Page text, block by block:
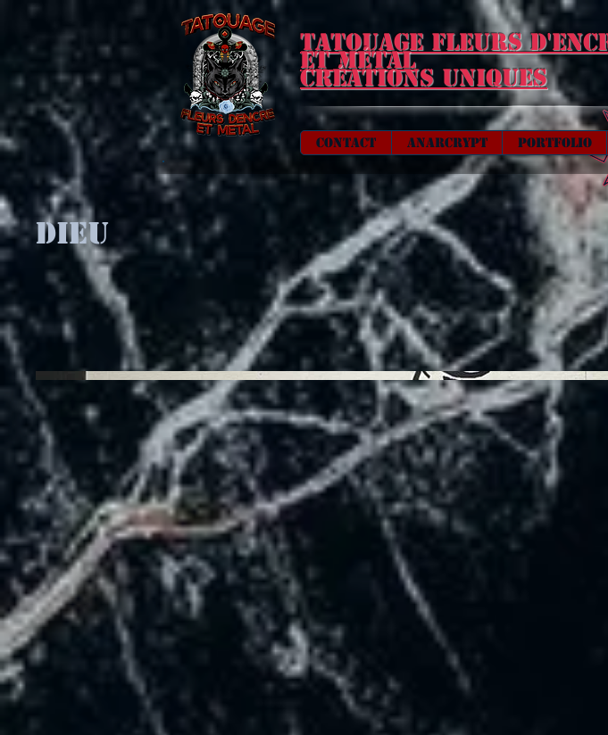
Tatouage Fleurs
et métal
Créations uniques
Contact Anarcrypt Portfolio
dieu